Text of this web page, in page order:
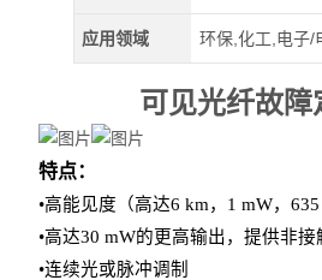
应用领域 环保,化工,电子/
可见光纤故障
特点：
•高能见度（高达6 km，1 mW，635
•高达30 mW的更高输出，提供非
•连续光或脉冲调制